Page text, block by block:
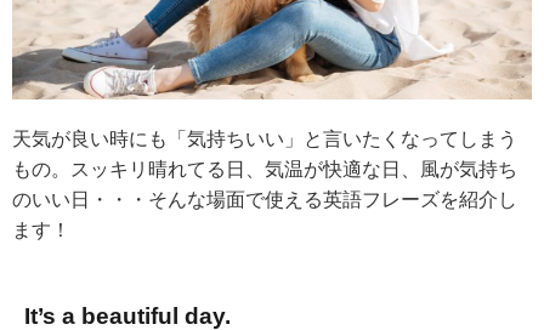
天気が良い時にも「気持ちいい」と言いたくなってしまう
もの。スッキリ晴れてる日、気温が快適な日、風が気持ち
のいい日・・・そんな場面で使える英語フレーズを紹介し
ます！
It’s a beautiful day.